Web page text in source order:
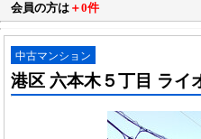
会員の方は ＋0件
中古マンション
港区 六本木５丁目 ライ